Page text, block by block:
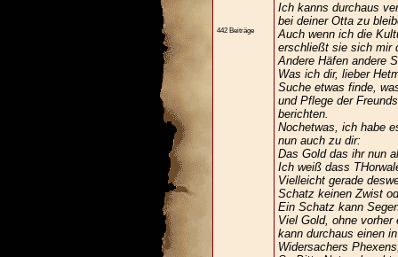
442 Beiträge
Ich kanns durchaus
bei deiner Otta zu
Auch wenn ich die
erschließt sie sich mir
Andere Häfen andere
Was ich dir, lieber
Suche etwas finde,
und Pflege der
berichten.
Nochetwas, ich habe
nun auch zu dir:
Das Gold das ihr nun
Ich weiß dass
Vielleicht gerade
Schatz keinen Zwist
Ein Schatz kann
Viel Gold, ohne vorher
kann durchaus einen
Widersachers